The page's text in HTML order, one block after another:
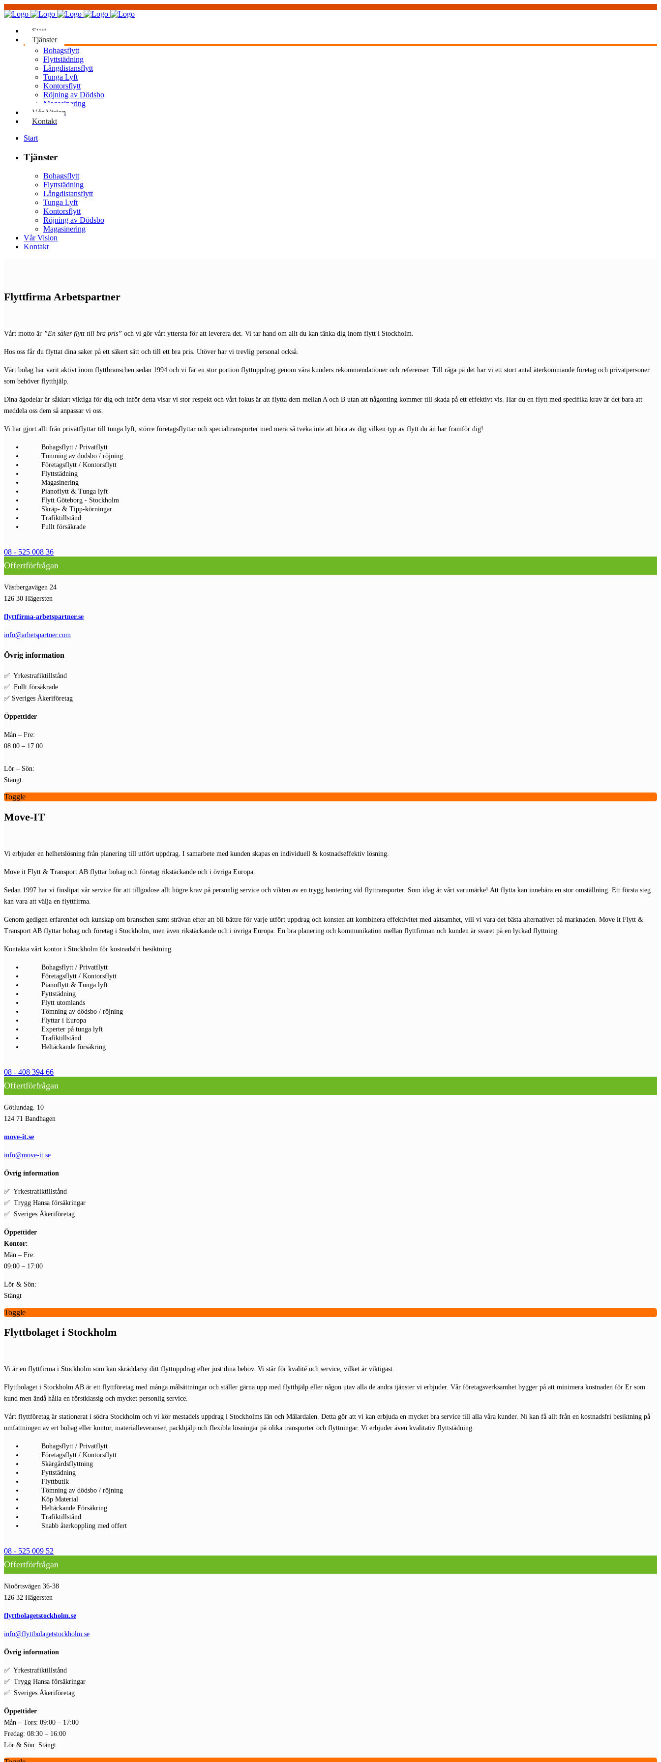
Start
Tjänster
Bohagsflytt
Flyttstädning
Långdistansflytt
Tunga Lyft
Kontorsflytt
Röjning av Dödsbo
Magasinering
Vår Vision
Kontakt
Start
Tjänster
Bohagsflytt
Flyttstädning
Långdistansflytt
Tunga Lyft
Kontorsflytt
Röjning av Dödsbo
Magasinering
Vår Vision
Kontakt
Flyttfirma Arbetspartner
Vårt motto är ”En säker flytt till bra pris” och vi gör vårt yttersta för att leverera det. Vi tar hand om allt du kan tänka dig inom flytt i Stockholm.
Hos oss får du flyttat dina saker på ett säkert sätt och till ett bra pris. Utöver har vi trevlig personal också.
Vårt bolag har varit aktivt inom flyttbranschen sedan 1994 och vi får en stor portion flyttuppdrag genom våra kunders rekommendationer och referenser. Till råga på det har vi ett stort antal återkommande företag och privatpersoner
som behöver flytthjälp.
Dina ägodelar är såklart viktiga för dig och inför detta visar vi stor respekt och vårt fokus är att flytta dem mellan A och B utan att någonting kommer till skada på ett effektivt vis. Har du en flytt med specifika krav är det bara att
meddela oss dem så anpassar vi oss.
Vi har gjort allt från privatflyttar till tunga lyft, större företagsflyttar och specialtransporter med mera så tveka inte att höra av dig vilken typ av flytt du än har framför dig!
Bohagsflytt / Privatflytt
Tömning av dödsbo / röjning
Företagsflytt / Kontorsflytt
Flyttstädning
Magasinering
Pianoflytt & Tunga lyft
Flytt Göteborg - Stockholm
Skräp- & Tipp-körningar
Trafiktillstånd
Fullt försäkrade
08 - 525 008 36
Offertförfrågan
Västbergavägen 24
126 30 Hägersten
flyttfirma-arbetspartner.se
info@arbetspartner.com
Övrig information
✅ Yrkestrafiktillstånd
✅ Fullt försäkrade
✅ Sveriges Åkeriföretag
Öppettider
Mån – Fre:
08.00 – 17.00
Lör – Sön:
Stängt
Toggle
Move-IT
Vi erbjuder en helhetslösning från planering till utfört uppdrag. I samarbete med kunden skapas en individuell & kostnadseffektiv lösning.
Move it Flytt & Transport AB flyttar bohag och företag rikstäckande och i övriga Europa.
Sedan 1997 har vi finslipat vår service för att tillgodose allt högre krav på personlig service och vikten av en trygg hantering vid flyttransporter. Som idag är vårt varumärke! Att flytta kan innebära en stor omställning. Ett första steg
kan vara att välja en flyttfirma.
Genom gedigen erfarenhet och kunskap om branschen samt strävan efter att bli bättre för varje utfört uppdrag och konsten att kombinera effektivitet med aktsamhet, vill vi vara det bästa alternativet på marknaden. Move it Flytt &
Transport AB flyttar bohag och företag i Stockholm, men även rikstäckande och i övriga Europa. En bra planering och kommunikation mellan flyttfirman och kunden är svaret på en lyckad flyttning.
Kontakta vårt kontor i Stockholm för kostnadsfri besiktning.
Bohagsflytt / Privatflytt
Företagsflytt / Kontorsflytt
Pianoflytt & Tunga lyft
Fyttstädning
Flytt utomlands
Tömning av dödsbo / röjning
Flyttar i Europa
Experter på tunga lyft
Trafiktillstånd
Heltäckande försäkring
08 - 408 394 66
Offertförfrågan
Götlundag. 10
124 71 Bandhagen
move-it.se
info@move-it.se
Övrig information
✅ Yrkestrafiktillstånd
✅ Trygg Hansa försäkringar
✅ Sveriges Åkeriföretag
Öppettider
Kontor:
Mån – Fre:
09:00 – 17:00
Lör & Sön:
Stängt
Toggle
Flyttbolaget i Stockholm
Vi är en flyttfirma i Stockholm som kan skräddarsy ditt flyttuppdrag efter just dina behov. Vi står för kvalité och service, vilket är viktigast.
Flyttbolaget i Stockholm AB är ett flyttföretag med många målsättningar och ställer gärna upp med flytthjälp eller någon utav alla de andra tjänster vi erbjuder. Vår företagsverksamhet bygger på att minimera kostnaden för Er som
kund men ändå hålla en förstklassig och mycket personlig service.
Vårt flyttföretag är stationerat i södra Stockholm och vi kör mestadels uppdrag i Stockholms län och Mälardalen. Detta gör att vi kan erbjuda en mycket bra service till alla våra kunder. Ni kan få allt från en kostnadsfri besiktning på
omfattningen av ert bohag eller kontor, materialleveranser, packhjälp och flexibla lösningar på olika transporter och flyttningar. Vi erbjuder även kvalitativ flyttstädning.
Bohagsflytt / Privatflytt
Företagsflytt / Kontorsflytt
Skärgårdsflyttning
Fyttstädning
Flyttbutik
Tömning av dödsbo / röjning
Köp Material
Heltäckande Försäkring
Trafiktillstånd
Snabb återkoppling med offert
08 - 525 009 52
Offertförfrågan
Nioörtsvägen 36-38
126 32 Hägersten
flyttbolagetstockholm.se
info@flyttbolagetstockholm.se
Övrig information
✅ Yrkestrafiktillstånd
✅ Trygg Hansa försäkringar
✅ Sveriges Åkeriföretag
Öppettider
Mån – Tors: 09:00 – 17:00
Fredag: 08:30 – 16:00
Lör & Sön: Stängt